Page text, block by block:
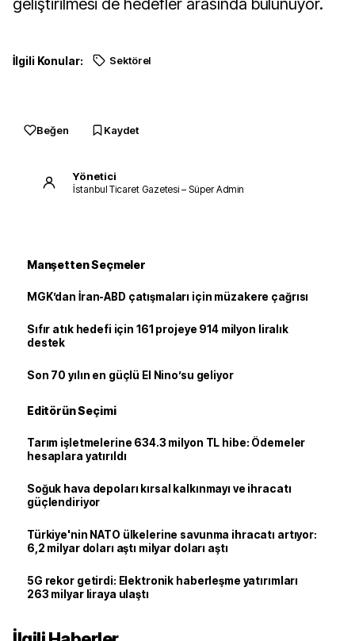
geliştirilmesi de hedefler arasında bulunuyor.
İlgili Konular: Sektörel
Beğen Kaydet
Yönetici
İstanbul Ticaret Gazetesi – Süper Admin
Manşetten Seçmeler
MGK’dan İran-ABD çatışmaları için müzakere çağrısı
Sıfır atık hedefi için 161 projeye 914 milyon liralık
destek
Son 70 yılın en güçlü El Nino’su geliyor
Editörün Seçimi
Tarım işletmelerine 634.3 milyon TL hibe: Ödemeler
hesaplara yatırıldı
Soğuk hava depoları kırsal kalkınmayı ve ihracatı
güçlendiriyor
Türkiye'nin NATO ülkelerine savunma ihracatı artıyor:
6,2 milyar doları aştı milyar doları aştı
5G rekor getirdi: Elektronik haberleşme yatırımları
263 milyar liraya ulaştı